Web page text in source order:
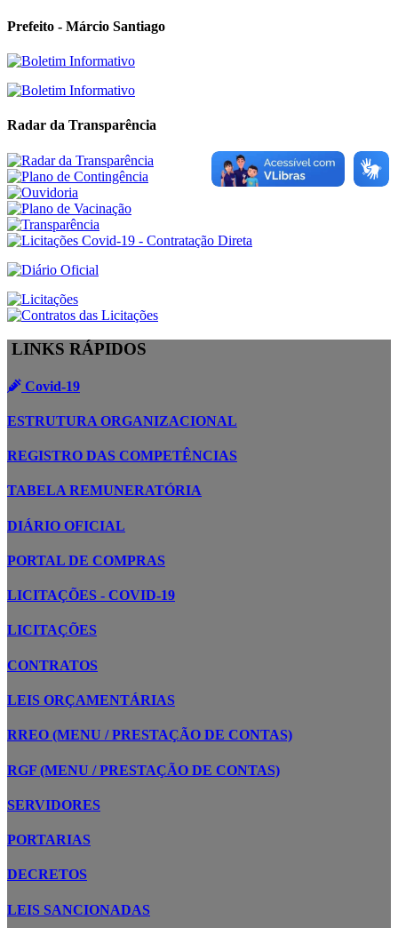
Prefeito - Márcio Santiago
Radar da Transparência
LINKS RÁPIDOS
Covid-19
ESTRUTURA ORGANIZACIONAL
REGISTRO DAS COMPETÊNCIAS
TABELA REMUNERATÓRIA
DIÁRIO OFICIAL
PORTAL DE COMPRAS
LICITAÇÕES - COVID-19
LICITAÇÕES
CONTRATOS
LEIS ORÇAMENTÁRIAS
RREO (MENU / PRESTAÇÃO DE CONTAS)
RGF (MENU / PRESTAÇÃO DE CONTAS)
SERVIDORES
PORTARIAS
DECRETOS
LEIS SANCIONADAS